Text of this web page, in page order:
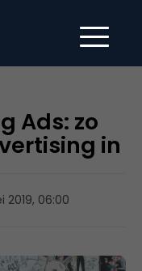
Ads: zo
in
2019, 06:00